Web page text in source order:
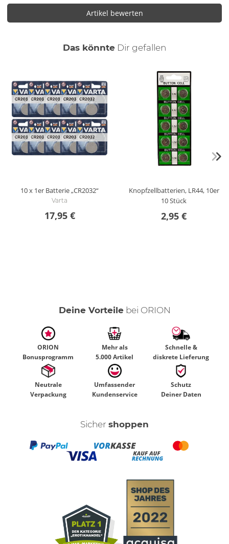
Artikel bewerten
Das könnte Dir auch
gefallen
10 x 1er Batterie „CR2032“
Varta
17,95 €
Knopfzellbatterien, LR44, 10er
10 Stück
2,95 €
Deine Vorteilebei ORION
ORION
Bonusprogramm
Mehr als
5.000 Artikel
Schnelle &
diskrete Lieferung
Neutrale
Verpackung
Umfassender
Kundenservice
Schutz
Deiner Daten
Sicher shoppen